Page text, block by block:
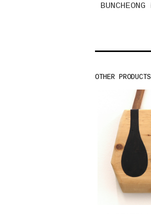
BUNCHEONG MOON JAR – 2
OTHER PRODUCTS